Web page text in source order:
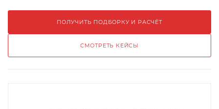
ПОЛУЧИТЬ ПОДБОРКУ И РАСЧЁТ
СМОТРЕТЬ КЕЙСЫ